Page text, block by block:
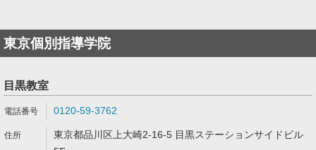
東京個別指導学院
目黒教室
0120-59-3762
東京都品川区上大崎2-16-5 目黒ステーションサイドビル